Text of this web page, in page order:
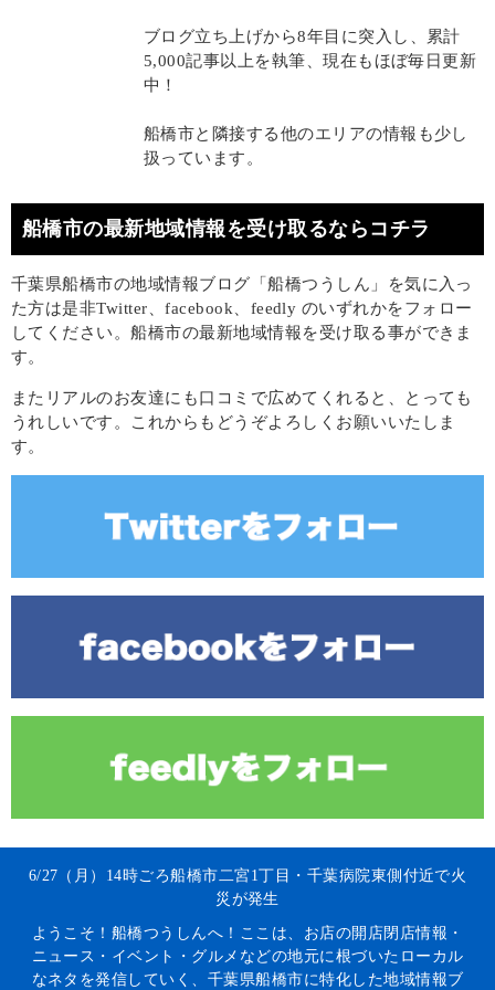
ブログ立ち上げから8年目に突入し、累計
5,000記事以上を執筆、現在もほぼ毎日更新
中！
船橋市と隣接する他のエリアの情報も少し
扱っています。
船橋市の最新地域情報を受け取るならコチラ
千葉県船橋市の地域情報ブログ「船橋つうしん」を気に入っ
た方は是非Twitter、facebook、feedly のいずれかをフォロー
してください。船橋市の最新地域情報を受け取る事ができま
す。
またリアルのお友達にも口コミで広めてくれると、とっても
うれしいです。これからもどうぞよろしくお願いいたしま
す。
6/27（月）14時ごろ船橋市二宮1丁目・千葉病院東側付近で火
災が発生
ようこそ！船橋つうしんへ！ここは、お店の開店閉店情報・
ニュース・イベント・グルメなどの地元に根づいたローカル
なネタを発信していく、千葉県船橋市に特化した地域情報ブ